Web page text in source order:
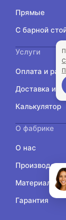
Прямые
С барной
Услуги
Оплата и
Доставка и
Калькулятор
О фабрике
О нас
Материалы
Гарантия